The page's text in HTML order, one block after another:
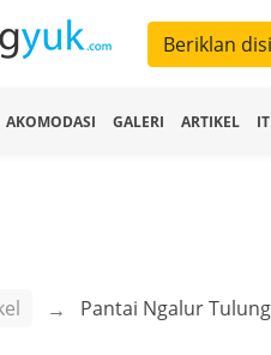
Beriklan
AKOMODASI GALERI ARTIKEL